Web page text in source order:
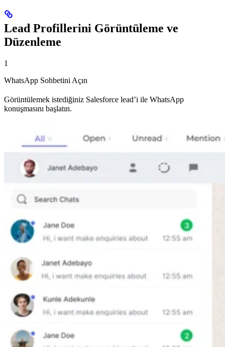
Lead Profillerini Görüntüleme ve
Düzenleme
1
WhatsApp Sohbetini Açın
Görüntülemek istediğiniz Salesforce lead’i ile WhatsApp
konuşmasını başlatın.